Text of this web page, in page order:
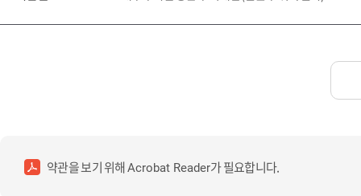
약관을 보기 위해Acrobat Reader가 필요합니다.